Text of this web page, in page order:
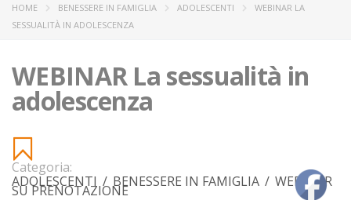
HOME BENESSERE IN FAMIGLIA ADOLESCENTI
WEBINAR LA
SESSUALITÀ IN ADOLESCENZA
WEBINAR La sessualità in
adolescenza
Categoria:
ADOLESCENTI / BENESSERE IN FAMIGLIA / WEBINAR
SU PRENOTAZIONE